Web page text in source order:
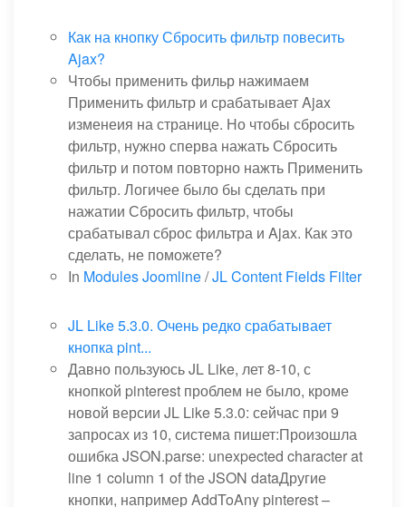
Как на кнопку Сбросить фильтр повесить
Ajax?
Чтобы применить фильр нажимаем
Применить фильтр и срабатывает Ajax
изменеия на странице. Но чтобы сбросить
фильтр, нужно сперва нажать Сбросить
фильтр и потом повторно нажть Применить
фильтр. Логичее было бы сделать при
нажатии Сбросить фильтр, чтобы
срабатывал сброс фильтра и Ajax. Как это
сделать, не поможете?
In Modules Joomline/JL Content Fields Filter
JL Like 5.3.0. Очень редко срабатывает
кнопка pint...
Давно пользуюсь JL Like, лет 8-10, с
кнопкой pinterest проблем не было, кроме
новой версии JL Like 5.3.0: сейчас при 9
запросах из 10, система пишет:Произошла
ошибка JSON.parse: unexpected character at
line 1 column 1 of the JSON dataДругие
кнопки, например AddToAny pinterest –